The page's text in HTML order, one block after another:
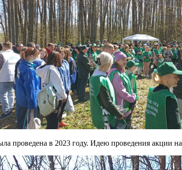
проведена в 2023 году. Идею проведения акции